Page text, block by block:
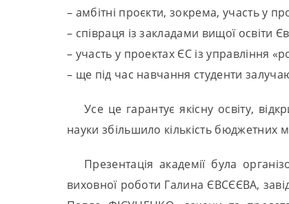
– амбітні проєкти, зокрема, участь у
– співраця із закладами вищої освіти
– участь у проектах ЄС із управління
– ще під час навчання студенти
Усе це гарантує якісну освіту,
науки збільшило кількість бюджетних
Презентація академії була
виховної роботи Галина ЄВСЄЄВА,